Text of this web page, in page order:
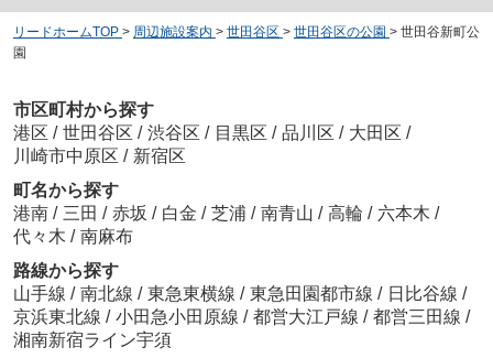
リードホームTOP > 周辺施設案内 > 世田谷区 > 世田谷区の公園 > 世田谷新町公
園
市区町村から探す
港区 / 世田谷区 / 渋谷区 / 目黒区 / 品川区 / 大田区 /
川崎市中原区 / 新宿区
町名から探す
港南 / 三田 / 赤坂 / 白金 / 芝浦 / 南青山 / 高輪 / 六本木 /
代々木 / 南麻布
路線から探す
山手線 / 南北線 / 東急東横線 / 東急田園都市線 / 日比谷線 /
京浜東北線 / 小田急小田原線 / 都営大江戸線 / 都営三田線 /
湘南新宿ライン宇須